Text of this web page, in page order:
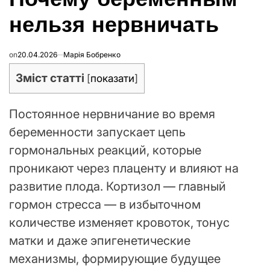
нельзя нервничать
on20.04.2026 Марія Бобренко
Зміст статті [показати]
Постоянное нервничание во время
беременности запускает цепь
гормональных реакций, которые
проникают через плаценту и влияют на
развитие плода. Кортизол — главный
гормон стресса — в избыточном
количестве изменяет кровоток, тонус
матки и даже эпигенетические
механизмы, формирующие будущее